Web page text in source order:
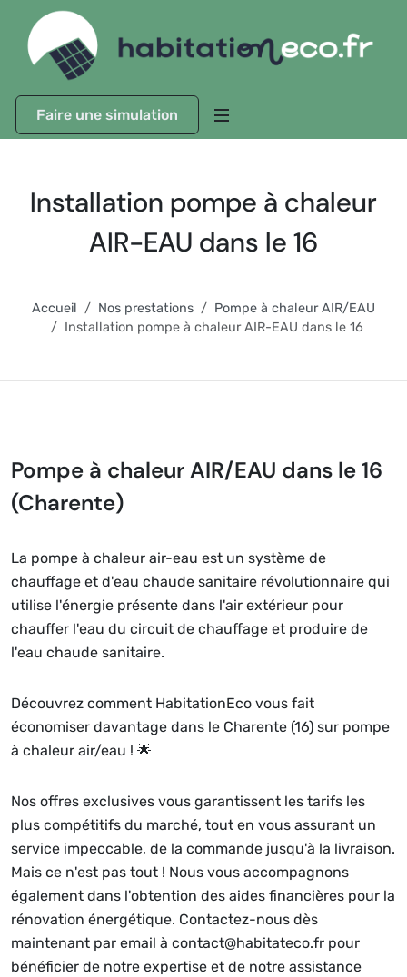
Faire une simulation
Installation pompe à chaleur
AIR-EAU dans le 16
Accueil Nos prestations
Pompe à chaleur AIR/EAU
Installation pompe à chaleur AIR-EAU dans le 16
Pompe à chaleur AIR/EAU dans le 16
(Charente)
La pompe à chaleur air-eau est un système de
chauffage et d'eau chaude sanitaire révolutionnaire qui
utilise l'énergie présente dans l'air extérieur pour
chauffer l'eau du circuit de chauffage et produire de
l'eau chaude sanitaire.
Découvrez comment HabitationEco vous fait
économiser davantage dans le Charente (16) sur pompe
à chaleur air/eau ! 🌟
Nos offres exclusives vous garantissent les tarifs les
plus compétitifs du marché, tout en vous assurant un
service impeccable, de la commande jusqu'à la livraison.
Mais ce n'est pas tout ! Nous vous accompagnons
également dans l'obtention des aides financières pour la
rénovation énergétique. Contactez-nous dès
maintenant par email à contact@habitateco.fr pour
bénéficier de notre expertise et de notre assistance